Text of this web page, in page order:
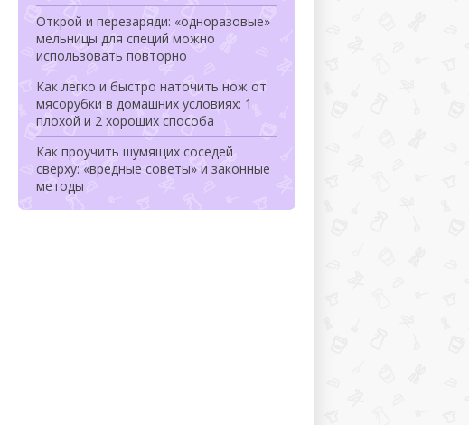
Открой и перезаряди: «одноразовые»
мельницы для специй можно
использовать повторно
Как легко и быстро наточить нож от
мясорубки в домашних условиях: 1
плохой и 2 хороших способа
Как проучить шумящих соседей
сверху: «вредные советы» и законные
методы